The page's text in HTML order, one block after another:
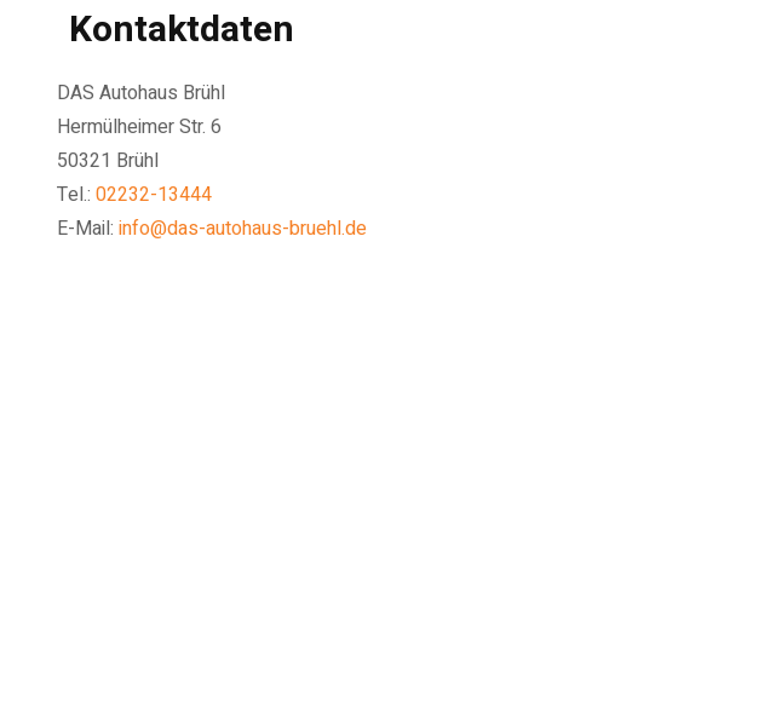
Kontaktdaten
DAS Autohaus Brühl
Hermülheimer Str. 6
50321 Brühl
Tel.: 02232-13444
E-Mail: info@das-autohaus-bruehl.de